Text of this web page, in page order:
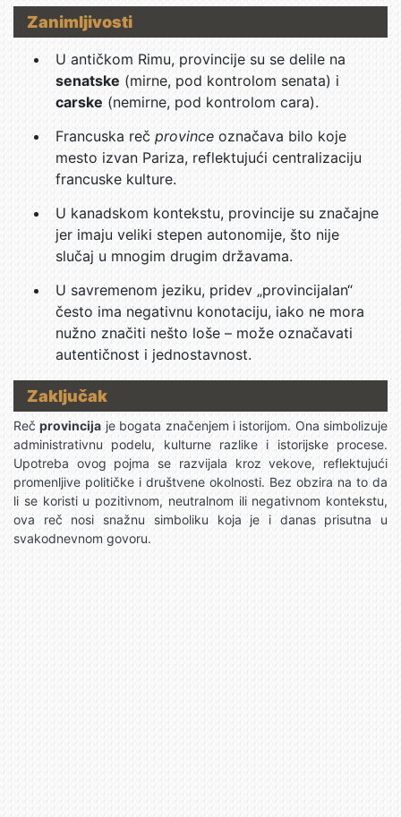
Zanimljivosti
U antičkom Rimu, provincije su se delile na
senatske (mirne, pod kontrolom senata) i
carske(nemirne, pod kontrolom cara).
Francuska rečprovince označava bilo koje
mesto izvan Pariza, reflektujući centralizaciju
francuske kulture.
U kanadskom kontekstu, provincije su značajne
jer imaju veliki stepen autonomije, što nije
slučaj u mnogim drugim državama.
U savremenom jeziku, pridev „provincijalan“
često ima negativnu konotaciju, iako ne mora
nužno značiti nešto loše – može označavati
autentičnost i jednostavnost.
Zaključak
Rečprovincijaje bogata značenjem i istorijom. Ona simbolizuje
administrativnu podelu, kulturne razlike i istorijske procese.
Upotreba ovog pojma se razvijala kroz vekove, reflektujući
promenljive političke i društvene okolnosti. Bez obzira na to da
li se koristi u pozitivnom, neutralnom ili negativnom kontekstu,
ova reč nosi snažnu simboliku koja je i danas prisutna u
svakodnevnom govoru.